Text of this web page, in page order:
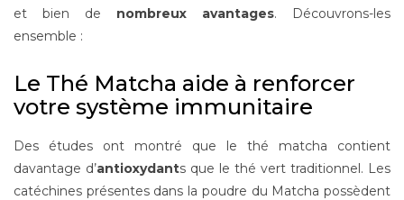
et bien de nombreux avantages. Découvrons-les
ensemble :
Le Thé Matcha aide à renforcer
votre système immunitaire
Des études ont montré que le thé matcha contient
davantage d’antioxydants que le thé vert traditionnel. Les
catéchines présentes dans la poudre du Matcha possèdent